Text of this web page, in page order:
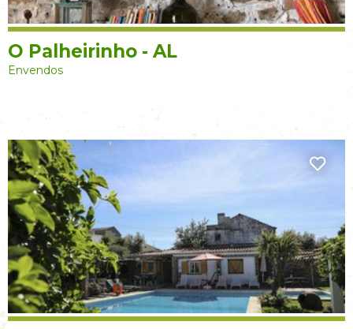
O Palheirinho - AL
Envendos